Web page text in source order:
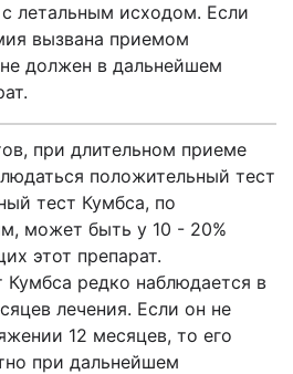
летальным исходом. Если
вызвана приемом
должен в дальнейшем
при длительном приеме
положительный тест
тест Кумбса, по
может быть у 10 - 20%
этот препарат.
редко наблюдается в
лечения. Если он не
12 месяцев, то его
при дальнейшем